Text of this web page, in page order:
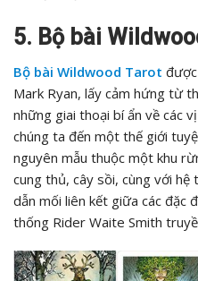
5. Bộ bài
Bộ bài Wildwood Tarot
Mark Ryan, lấy cảm hứng từ
những giai thoại bí ẩn về các
chúng ta đến một thế giới
nguyên mẫu thuộc một khu
cung thủ, cây sồi, cùng với
dẫn mối liên kết giữa các đặc
thống Rider Waite Smith